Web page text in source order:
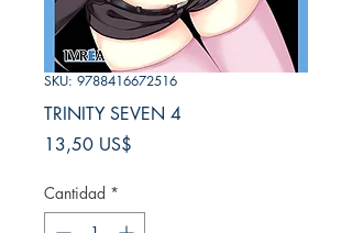
SKU: 9788416672516
TRINITY SEVEN 4
13,50 US$
Cantidad *